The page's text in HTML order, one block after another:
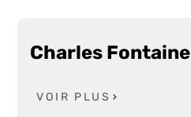
Charles Fontaine
VOIR PLUS